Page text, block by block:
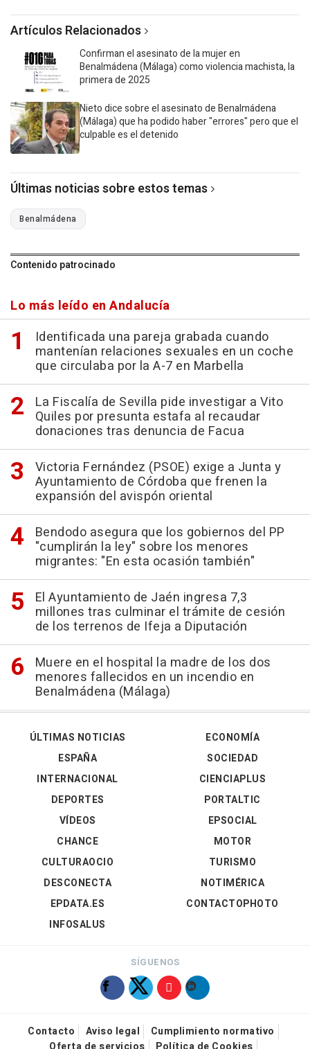
Artículos Relacionados
Confirman el asesinato de la mujer en
Benalmádena (Málaga) como violencia machista, la
primera de 2025
Nieto dice sobre el asesinato de Benalmádena
(Málaga) que ha podido haber "errores" pero que el
culpable es el detenido
Últimas noticias sobre estos temas
Benalmádena
Contenido patrocinado
Lo más leído en Andalucía
Identificada una pareja grabada cuando
mantenían relaciones sexuales en un coche
que circulaba por la A-7 en Marbella
La Fiscalía de Sevilla pide investigar a Vito
Quiles por presunta estafa al recaudar
donaciones tras denuncia de Facua
Victoria Fernández (PSOE) exige a Junta y
Ayuntamiento de Córdoba que frenen la
expansión del avispón oriental
Bendodo asegura que los gobiernos del PP
"cumplirán la ley" sobre los menores
migrantes: "En esta ocasión también"
El Ayuntamiento de Jaén ingresa 7,3
millones tras culminar el trámite de cesión
de los terrenos de Ifeja a Diputación
Muere en el hospital la madre de los dos
menores fallecidos en un incendio en
Benalmádena (Málaga)
ÚLTIMAS NOTICIAS
ESPAÑA
INTERNACIONAL
DEPORTES
VÍDEOS
ECONOMÍA
SOCIEDAD
CIENCIAPLUS
PORTALTIC
EPSOCIAL
CHANCE
CULTURAOCIO
DESCONECTA
EPDATA.ES
INFOSALUS
MOTOR
TURISMO
NOTIMÉRICA
CONTACTOPHOTO
SÍGUENOS
Contacto Aviso legal
Cumplimiento normativo